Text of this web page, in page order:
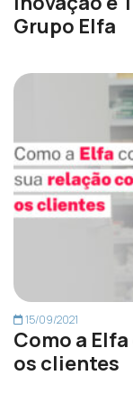
Grupo Elfa
15/09/2021
Como a
os clientes